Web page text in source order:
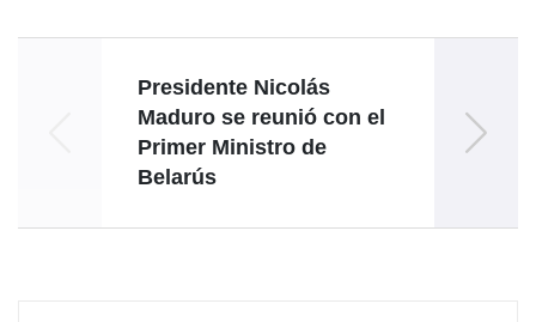
Presidente Nicolás
Maduro se reunió con el
Primer Ministro de
Belarús